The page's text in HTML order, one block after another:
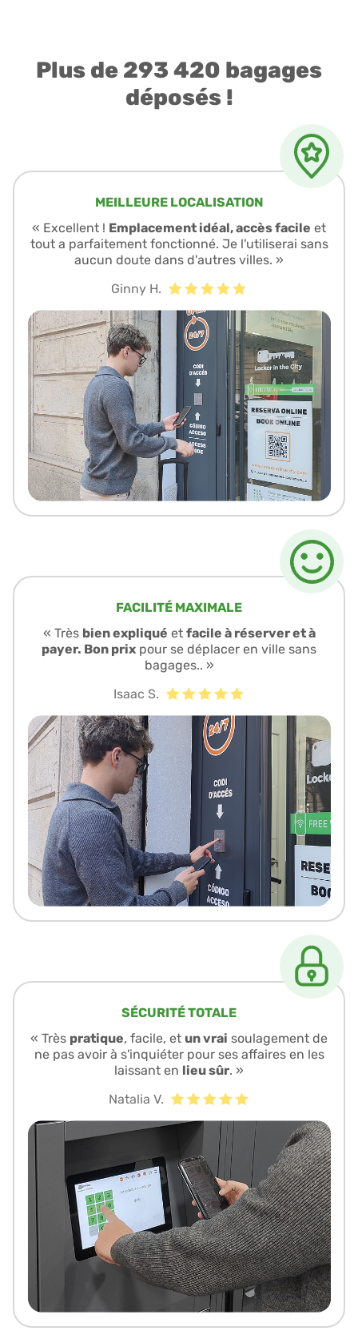
Plus de 293 420 bagages
déposés !
MEILLEURE LOCALISATION
« Excellent ! Emplacement idéal, accès facile et
tout a parfaitement fonctionné. Je l'utiliserai sans
aucun doute dans d'autres villes. »
Ginny H.
FACILITÉ MAXIMALE
« Très bien expliqué et facile à réserver et à
payer. Bon prix pour se déplacer en ville sans
bagages.. »
Isaac S.
SÉCURITÉ TOTALE
« Très pratique, facile, et un vrai soulagement de
ne pas avoir à s'inquiéter pour ses affaires en les
laissant en lieu sûr. »
Natalia V.